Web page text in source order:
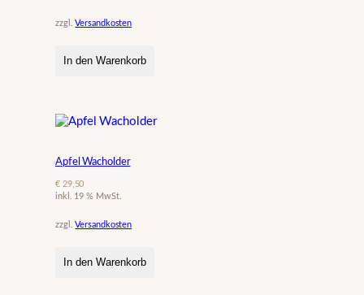
zzgl.Versandkosten
In den Warenkorb
Apfel Wacholder
€29,50
inkl. 19 % MwSt.
zzgl.Versandkosten
In den Warenkorb